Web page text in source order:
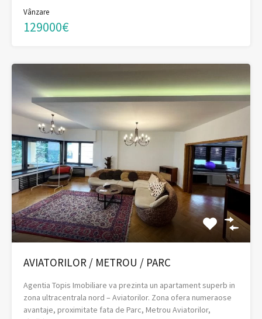
Vânzare
129000€
AVIATORILOR / METROU / PARC
Agentia Topis Imobiliare va prezinta un apartament superb in
zona ultracentrala nord – Aviatorilor. Zona ofera numeraose
avantaje, proximitate fata de Parc, Metrou Aviatorilor,